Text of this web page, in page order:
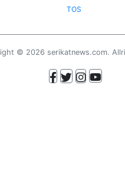
TOS
© 2026 serikatnews.com.